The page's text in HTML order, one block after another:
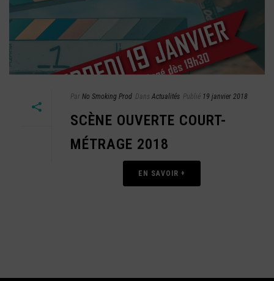
Par No Smoking Prod Dans Actualités Publié 19 janvier 2018
SCÈNE OUVERTE COURT-
MÉTRAGE 2018
EN SAVOIR +